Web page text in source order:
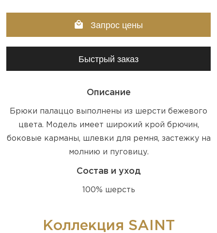
Запрос цены
Быстрый заказ
Описание
Брюки палаццо выполнены из шерсти бежевого
цвета. Модель имеет широкий крой брючин,
боковые карманы, шлевки для ремня, застежку на
молнию и пуговицу.
Состав и уход
100% шерсть
Коллекция SAINT